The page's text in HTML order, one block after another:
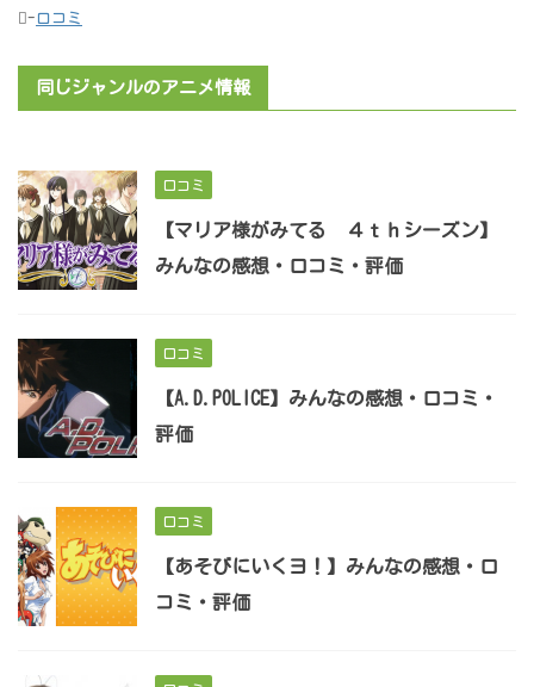
- 口コミ
同じジャンルのアニメ情報
口コミ
【マリア様がみてる ４ｔｈシーズン】
みんなの感想・口コミ・評価
口コミ
【A.D.POLICE】みんなの感想・口コミ・
評価
口コミ
【あそびにいくヨ！】みんなの感想・口
コミ・評価